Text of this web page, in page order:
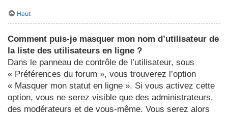
Haut
Comment puis-je masquer mon nom d’utilisateur de
la liste des utilisateurs en ligne ?
Dans le panneau de contrôle de l’utilisateur, sous
« Préférences du forum », vous trouverez l’option
« Masquer mon statut en ligne ». Si vous activez cette
option, vous ne serez visible que des administrateurs,
des modérateurs et de vous-même. Vous serez alors